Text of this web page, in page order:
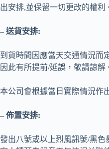
出安排,並保留一切更改的權利
– 送貨安排:
到貨時間因應當天交通情況而
因此有所提前/延誤，敬請諒解
本公司會根據當日實際情況作
– 佈置安排:
發出八號或以上烈風訊號/黑色